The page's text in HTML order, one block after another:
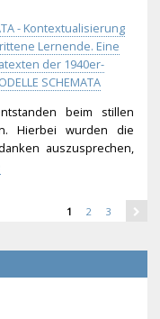
- Kontextualisierung
Lernende. Eine
der 1940er-
SCHEMATA
beim stillen
Hierbei wurden die
auszusprechen,
1 23